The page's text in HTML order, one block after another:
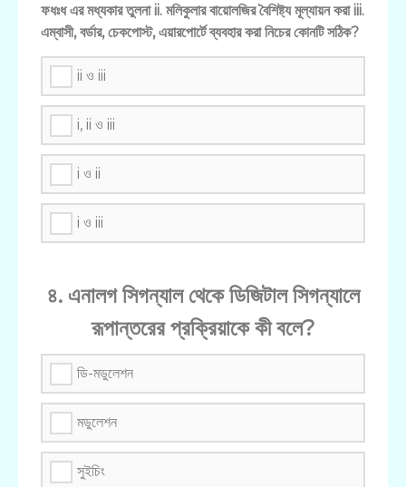
ফধঃধ এর মধ্যকার তুলনা ii. মলিকুলার বায়োলজির বৈশিষ্ট্য মূল্যায়ন করা iii.
এম্বাসী, বর্ডার, চেকপোস্ট, এয়ারপোর্টে ব্যবহার করা নিচের কোনটি সঠিক?
ii ও iii
i, ii ও iii
i ও ii
i ও iii
৪. এনালগ সিগন্যাল থেকে ডিজিটাল সিগন্যালে
রূপান্তরের প্রক্রিয়াকে কী বলে?
ডি-মডুলেশন
মডুলেশন
সুইচিং